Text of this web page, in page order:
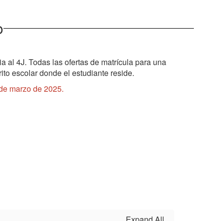
al 4J. Todas las ofertas de matrícula para una
escolar donde el estudiante reside.
marzo de 2025.